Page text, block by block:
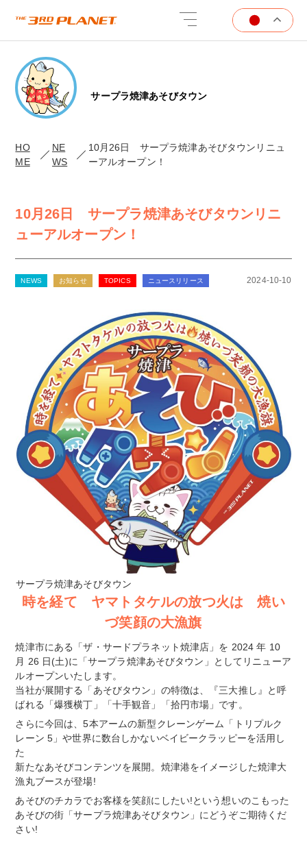
サープラ焼津あそびタウン
HO
ME
NE
WS
10月26日 サープラ焼津あそびタウンリニュ
ーアルオープン！
10月26日 サープラ焼津あそびタウンリニ
ューアルオープン！
NEWS お知らせ TOPICS ニュースリリース 2024-10-10
サープラ焼津あそびタウン
時を経て ヤマトタケルの放つ火は 焼い
づ笑顔の大漁旗
焼津市にある「ザ・サードプラネット焼津店」を 2024 年 10
月 26 日(土)に「サープラ焼津あそびタウン」としてリニューア
ルオープンいたします。
当社が展開する「あそびタウン」の特徴は、『三大推し』と呼
ばれる「爆獲横丁」「十手観音」「拾円市場」です。
さらに今回は、5本アームの新型クレーンゲーム「トリプルク
レーン 5」や世界に数台しかないベイビークラッピーを活用し
た
新たなあそびコンテンツを展開。焼津港をイメージした焼津大
漁丸ブースが登場!
あそびのチカラでお客様を笑顔にしたい!という想いのこもった
あそびの街「サープラ焼津あそびタウン」にどうぞご期待くだ
さい!